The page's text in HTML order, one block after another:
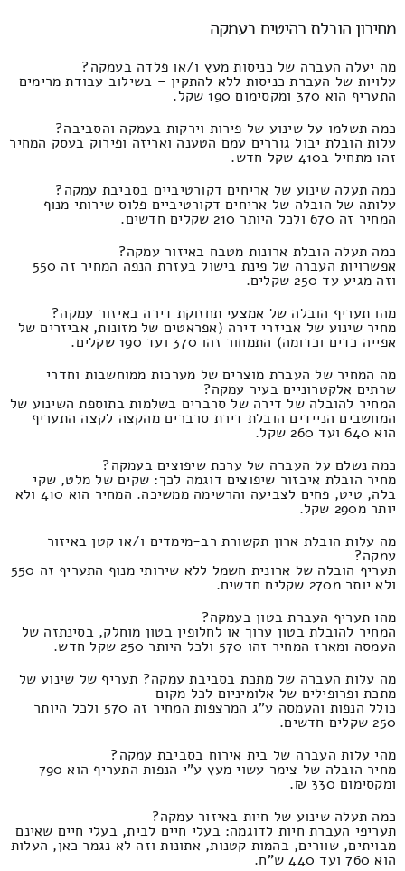
מחירון הובלת רהיטים בעמקה
מה יעלה העברה של כניסות מעץ ו/או פלדה בעמקה?
עלויות של העברת כניסות ללא להתקין – בשילוב עבודת מרימים
התעריף הוא 370 ומקסימום 190 שקל.
כמה תשלמו על שינוע של פירות וירקות בעמקה והסביבה?
עלות הובלת יבול גוררים עמם הטענה ואריזה ופירוק בעסק המחיר
זהו מתחיל ב410 שקל חדש.
כמה תעלה שינוע של אריחים דקורטיביים בסביבת עמקה?
עלותה של הובלה של אריחים דקורטיביים פלוס שירותי מנוף
המחיר זה 670 ולכל היותר 210 שקלים חדשים.
כמה תעלה הובלת ארונות מטבח באיזור עמקה?
אפשרויות העברה של פינת בישול בעזרת הנפה המחיר זה 550
וזה מגיע עד 250 שקלים.
מהו תעריף הובלה של אמצעי תחזוקת דירה באיזור עמקה?
מחיר שינוע של אביזרי דירה (אפראטים של מזונות, אביזרים של
אפייה כדים וכדומה) התמחור זהו 370 ועד 190 שקלים.
מה המחיר של העברת מוצרים של מערכות ממוחשבות וחדרי
שרתים אלקטרוניים בעיר עמקה?
המחיר להובלה של דירה של סרברים בשלמות בתוספת השינוע של
המחשבים הניידים הובלת דירת סרברים מהקצה לקצה התעריף
הוא 640 ועד 260 שקל.
כמה נשלם על העברה של ערכת שיפוצים בעמקה?
מחיר הובלת איבזור שיפוצים דוגמה לכך: שקים של מלט, שקי
בלה, טיט, פחים לצביעה והרשימה ממשיכה. המחיר הוא 410 ולא
יותר מ290 שקל.
מה עלות הובלת ארון תקשורת רב-מימדים ו/או קטן באיזור
עמקה?
תעריף הובלה של ארונית חשמל ללא שירותי מנוף התעריף זה 550
ולא יותר מ270 שקלים חדשים.
מהו תעריף העברת בטון בעמקה?
המחיר להובלת בטון ערוך או לחלופין בטון מוחלק, בסינתזה של
העמסה ומארז המחיר זהו 570 ולכל היותר 250 שקל חדש.
מה עלות העברה של מתכת בסביבת עמקה? תעריף של שינוע של
מתכת ופרופילים של אלומיניום לכל מקום
כולל הנפות והעמסה ע"ג המרצפות המחיר זה 570 ולכל היותר
250 שקלים חדשים.
מהי עלות העברה של בית אירוח בסביבת עמקה?
מחיר הובלה של צימר עשוי מעץ ע"י הנפות התעריף הוא 790
ומקסימום 330 ₪.
כמה תעלה שינוע של חיות באיזור עמקה?
תעריפי העברת חיות לדוגמה: בעלי חיים לבית, בעלי חיים שאינם
מבויתים, שוורים, בהמות קטנות, אתונות וזה לא נגמר כאן, העלות
הוא 760 ועד 440 ש"ח.